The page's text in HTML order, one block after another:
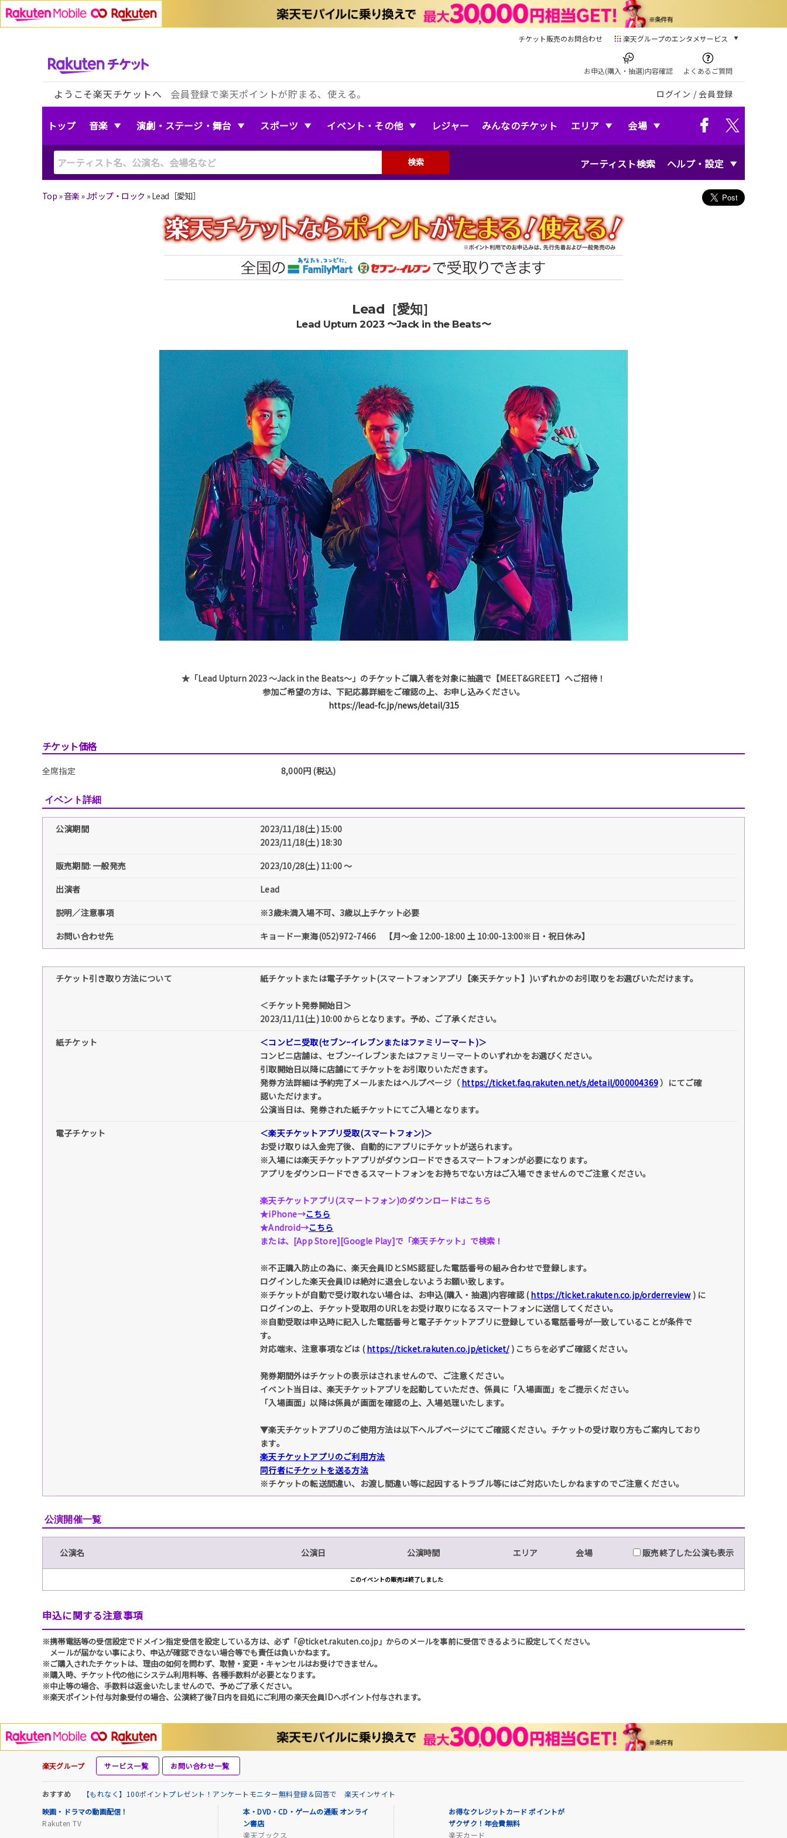
チケット販売のお問合わせ 楽天グループのエンタメサービス
本/ゲーム/CD/DVD
楽天ブックス
電子書籍
楽天Kobo
音楽配信
お申込(購入・抽選)内容確認 よくあるご質問
ようこそ楽天チケットへ 会員登録で楽天ポイントが貯まる、使える。 ログイン / 会員登録
トップ 音楽 演劇・ステージ・舞台 スポーツ イベント・その他 レジャー みんなのチケット エリア 会場
アーティスト検索 ヘルプ・設定
検索
Top »音楽 »Jポップ・ロック »Lead［愛知］
Lead［愛知］
Lead Upturn 2023 〜Jack in the Beats〜
★「Lead Upturn 2023 〜Jack in the Beats〜」のチケットご購入者を対象に抽選で【MEET&GREET】へご招待！
参加ご希望の方は、下記応募詳細をご確認の上、お申し込みください。
https://lead-fc.jp/news/detail/315
チケット価格
全席指定 8,000円 (税込)
イベント詳細
公演期間
2023/11/18(土) 15:00
2023/11/18(土) 18:30
販売期間: 一般発売
2023/10/28(土) 11:00 〜
出演者
Lead
説明／注意事項
※3歳未満入場不可、3歳以上チケット必要
お問い合わせ先
キョードー東海(052)972-7466 【月～金 12:00-18:00 土 10:00-13:00※日・祝日休み】
チケット引き取り方法について 紙チケットまたは電子チケット(スマートフォンアプリ【楽天チケット】)いずれかのお引取りをお選びいただけます。
＜チケット発券開始日＞
2023/11/11(土) 10:00 からとなります。予め、ご了承ください。
紙チケット
＜コンビニ受取(セブンｰイレブンまたはファミリーマート)＞
コンビニ店舗は、セブンｰイレブンまたはファミリーマートのいずれかをお選びください。
引取開始日以降に店舗にてチケットをお引取りいただきます。
発券方法詳細は予約完了メールまたはヘルプページ（ https://ticket.faq.rakuten.net/s/detail/000004369）にてご確
認いただけます。
公演当日は、発券された紙チケットにてご入場となります。
電子チケット
＜楽天チケットアプリ受取(スマートフォン)＞
お受け取りは入金完了後、自動的にアプリにチケットが送られます。
※入場には楽天チケットアプリがダウンロードできるスマートフォンが必要になります。
アプリをダウンロードできるスマートフォンをお持ちでない方はご入場できませんのでご注意ください。
楽天チケットアプリ(スマートフォン)のダウンロードはこちら
★iPhone→こちら
★Android→こちら
または、[App Store][Google Play]で「楽天チケット」で検索！
※不正購入防止の為に、楽天会員IDとSMS認証した電話番号の組み合わせで登録します。
ログインした楽天会員IDは絶対に退会しないようお願い致します。
※チケットが自動で受け取れない場合は、お申込(購入・抽選)内容確認 (https://ticket.rakuten.co.jp/orderreview) に
ログインの上、チケット受取用のURLをお受け取りになるスマートフォンに送信してください。
※自動受取は申込時に記入した電話番号と電子チケットアプリに登録している電話番号が一致していることが条件で
す。
対応端末、注意事項などは (https://ticket.rakuten.co.jp/eticket/) こちらを必ずご確認ください。
発券期間外はチケットの表示はされませんので、ご注意ください。
イベント当日は、楽天チケットアプリを起動していただき、係員に「入場画面」をご提示ください。
「入場画面」以降は係員が画面を確認の上、入場処理いたします。
▼楽天チケットアプリのご使用方法は以下ヘルプページにてご確認ください。チケットの受け取り方もご案内しており
ます。
楽天チケットアプリのご利用方法
同行者にチケットを送る方法
※チケットの転送間違い、お渡し間違い等に起因するトラブル等にはご対応いたしかねますのでご注意ください。
公演開催一覧
公演名 公演日 公演時間 エリア 会場 販売終了した公演も表示
このイベントの販売は終了しました
申込に関する注意事項
※携帯電話等の受信設定でドメイン指定受信を設定している方は、必ず「@ticket.rakuten.co.jp」からのメールを事前に受信できるように設定してください。
メールが届かない事により、申込が確認できない場合等でも責任は負いかねます。
※ご購入されたチケットは、理由の如何を問わず、取替・変更・キャンセルはお受けできません。
※購入時、チケット代の他にシステム利用料等、各種手数料が必要となります。
※中止等の場合、手数料は返金いたしませんので、予めご了承ください。
※楽天ポイント付与対象受付の場合、公演終了後7日内を目処にご利用の楽天会員IDへポイント付与されます。
楽天グループ サービス一覧 お問い合わせ一覧
おすすめ
【もれなく】100ポイントプレゼント！アンケートモニター無料登録＆回答で 楽天インサイト
映画・ドラマの動画配信！
Rakuten TV
本・DVD・CD・ゲームの通販 オンライ
ン書店
楽天ブックス
お得なクレジットカード ポイントが
ザクザク！年会費無料
楽天カード